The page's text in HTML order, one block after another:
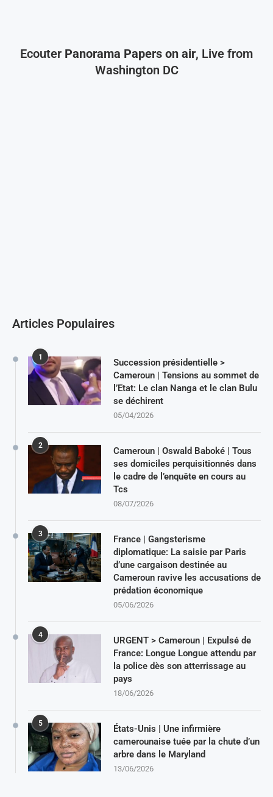
Ecouter Panorama Papers on air, Live from
Washington DC
Articles Populaires
1
Succession présidentielle >
Cameroun | Tensions au sommet de
l’Etat: Le clan Nanga et le clan Bulu
se déchirent
05/04/2026
2
Cameroun | Oswald Baboké | Tous
ses domiciles perquisitionnés dans
le cadre de l’enquête en cours au
Tcs
08/07/2026
3
France | Gangsterisme
diplomatique: La saisie par Paris
d’une cargaison destinée au
Cameroun ravive les accusations de
prédation économique
05/06/2026
4
URGENT > Cameroun | Expulsé de
France: Longue Longue attendu par
la police dès son atterrissage au
pays
18/06/2026
5
États-Unis | Une infirmière
camerounaise tuée par la chute d’un
arbre dans le Maryland
13/06/2026